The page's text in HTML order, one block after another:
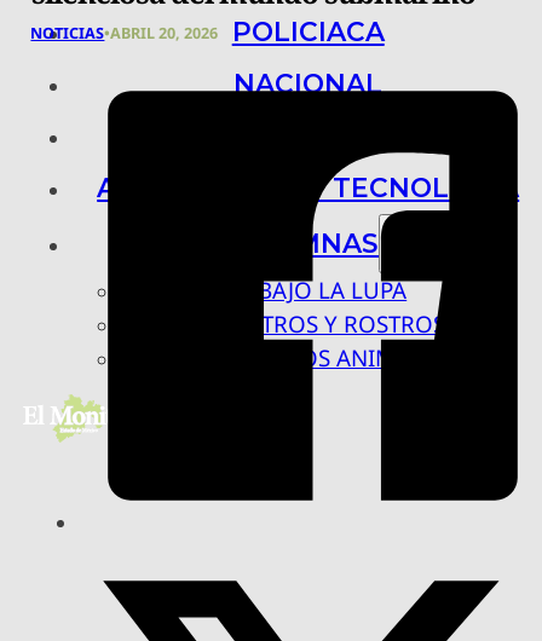
POLICIACA
NACIONAL
ARTE, CIENCIA Y TECNOLOGÍA
COLUMNAS
BAJO LA LUPA
RASTROS Y ROSTROS
VÍNCULOS ANIMALES
NOTICIAS•ABRIL 20, 2026